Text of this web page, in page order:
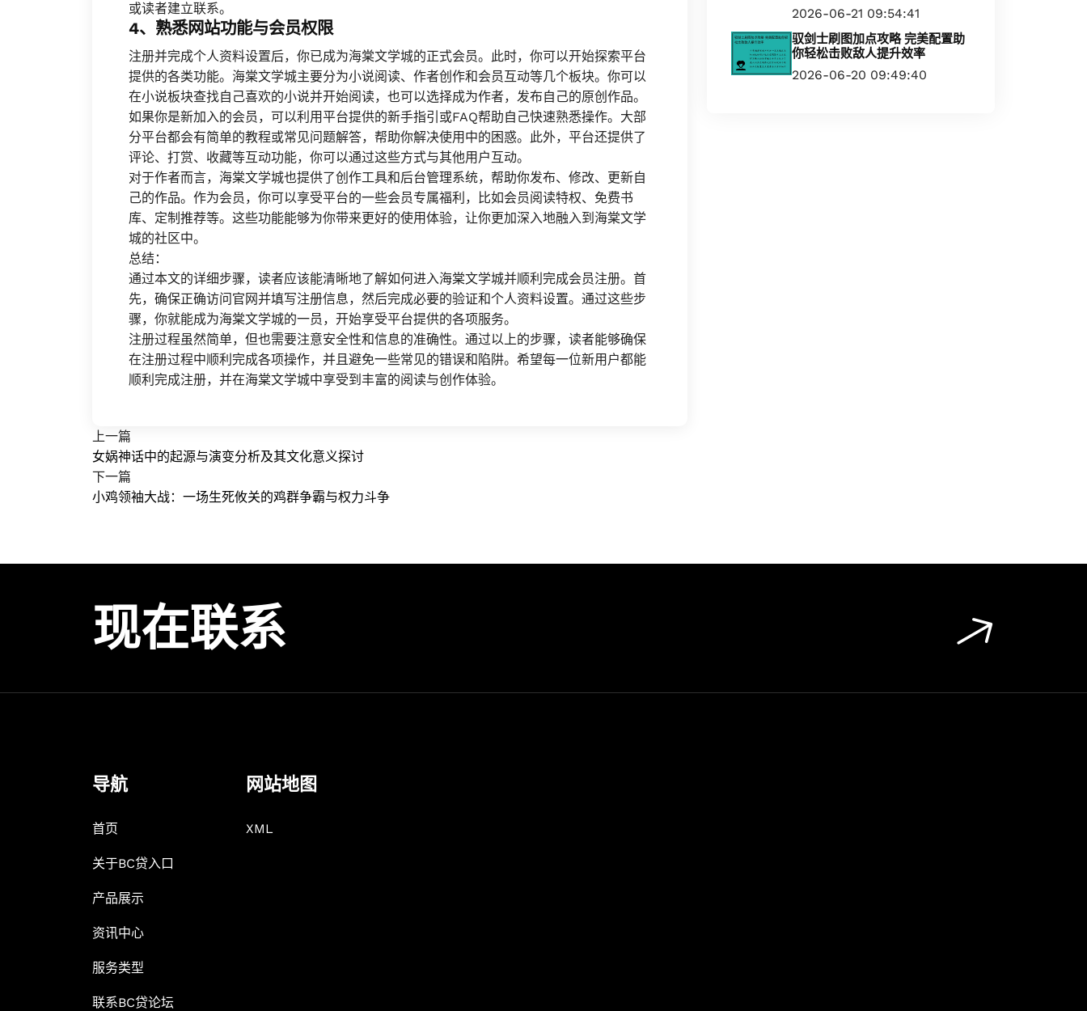
或读者建立联系。
4、熟悉网站功能与会员权限
注册并完成个人资料设置后，你已成为海棠文学城的正式会员。此时，你可以开始探索平台
提供的各类功能。海棠文学城主要分为小说阅读、作者创作和会员互动等几个板块。你可以
在小说板块查找自己喜欢的小说并开始阅读，也可以选择成为作者，发布自己的原创作品。
如果你是新加入的会员，可以利用平台提供的新手指引或FAQ帮助自己快速熟悉操作。大部
分平台都会有简单的教程或常见问题解答，帮助你解决使用中的困惑。此外，平台还提供了
评论、打赏、收藏等互动功能，你可以通过这些方式与其他用户互动。
对于作者而言，海棠文学城也提供了创作工具和后台管理系统，帮助你发布、修改、更新自
己的作品。作为会员，你可以享受平台的一些会员专属福利，比如会员阅读特权、免费书
库、定制推荐等。这些功能能够为你带来更好的使用体验，让你更加深入地融入到海棠文学
城的社区中。
总结：
通过本文的详细步骤，读者应该能清晰地了解如何进入海棠文学城并顺利完成会员注册。首
先，确保正确访问官网并填写注册信息，然后完成必要的验证和个人资料设置。通过这些步
骤，你就能成为海棠文学城的一员，开始享受平台提供的各项服务。
注册过程虽然简单，但也需要注意安全性和信息的准确性。通过以上的步骤，读者能够确保
在注册过程中顺利完成各项操作，并且避免一些常见的错误和陷阱。希望每一位新用户都能
顺利完成注册，并在海棠文学城中享受到丰富的阅读与创作体验。
上一篇
女娲神话中的起源与演变分析及其文化意义探讨
下一篇
小鸡领袖大战：一场生死攸关的鸡群争霸与权力斗争
2026-06-21 09:54:41
驭剑士刷图加点攻略 完美配置助
你轻松击败敌人提升效率
2026-06-20 09:49:40
现在联系
导航
首页
关于BC贷入口
产品展示
资讯中心
服务类型
联系BC贷论坛
网站地图
XML